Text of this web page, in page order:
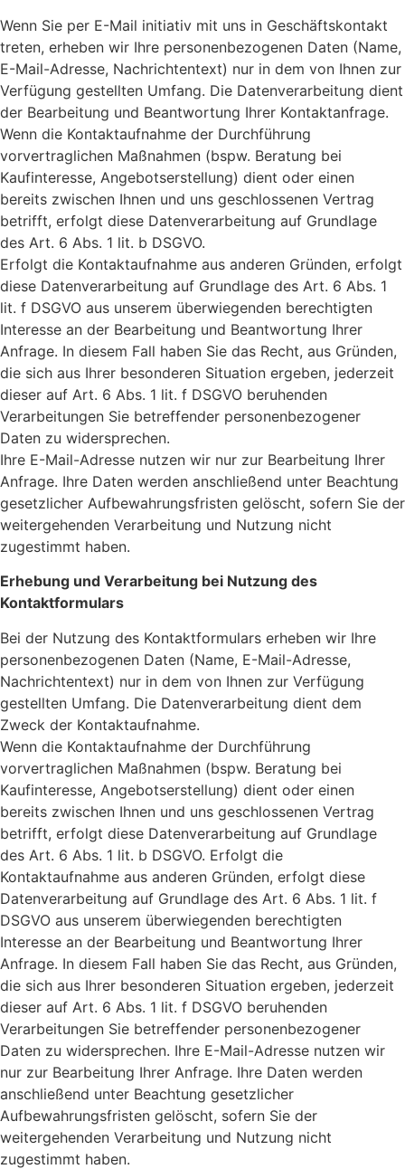
Wenn Sie per E-Mail initiativ mit uns in Geschäftskontakt
treten, erheben wir Ihre personenbezogenen Daten (Name,
E-Mail-Adresse, Nachrichtentext) nur in dem von Ihnen zur
Verfügung gestellten Umfang. Die Datenverarbeitung dient
der Bearbeitung und Beantwortung Ihrer Kontaktanfrage.
Wenn die Kontaktaufnahme der Durchführung
vorvertraglichen Maßnahmen (bspw. Beratung bei
Kaufinteresse, Angebotserstellung) dient oder einen
bereits zwischen Ihnen und uns geschlossenen Vertrag
betrifft, erfolgt diese Datenverarbeitung auf Grundlage
des Art. 6 Abs. 1 lit. b DSGVO.
Erfolgt die Kontaktaufnahme aus anderen Gründen, erfolgt
diese Datenverarbeitung auf Grundlage des Art. 6 Abs. 1
lit. f DSGVO aus unserem überwiegenden berechtigten
Interesse an der Bearbeitung und Beantwortung Ihrer
Anfrage. In diesem Fall haben Sie das Recht, aus Gründen,
die sich aus Ihrer besonderen Situation ergeben, jederzeit
dieser auf Art. 6 Abs. 1 lit. f DSGVO beruhenden
Verarbeitungen Sie betreffender personenbezogener
Daten zu widersprechen.
Ihre E-Mail-Adresse nutzen wir nur zur Bearbeitung Ihrer
Anfrage. Ihre Daten werden anschließend unter Beachtung
gesetzlicher Aufbewahrungsfristen gelöscht, sofern Sie der
weitergehenden Verarbeitung und Nutzung nicht
zugestimmt haben.
Erhebung und Verarbeitung bei Nutzung des
Kontaktformulars
Bei der Nutzung des Kontaktformulars erheben wir Ihre
personenbezogenen Daten (Name, E-Mail-Adresse,
Nachrichtentext) nur in dem von Ihnen zur Verfügung
gestellten Umfang. Die Datenverarbeitung dient dem
Zweck der Kontaktaufnahme.
Wenn die Kontaktaufnahme der Durchführung
vorvertraglichen Maßnahmen (bspw. Beratung bei
Kaufinteresse, Angebotserstellung) dient oder einen
bereits zwischen Ihnen und uns geschlossenen Vertrag
betrifft, erfolgt diese Datenverarbeitung auf Grundlage
des Art. 6 Abs. 1 lit. b DSGVO. Erfolgt die
Kontaktaufnahme aus anderen Gründen, erfolgt diese
Datenverarbeitung auf Grundlage des Art. 6 Abs. 1 lit. f
DSGVO aus unserem überwiegenden berechtigten
Interesse an der Bearbeitung und Beantwortung Ihrer
Anfrage. In diesem Fall haben Sie das Recht, aus Gründen,
die sich aus Ihrer besonderen Situation ergeben, jederzeit
dieser auf Art. 6 Abs. 1 lit. f DSGVO beruhenden
Verarbeitungen Sie betreffender personenbezogener
Daten zu widersprechen. Ihre E-Mail-Adresse nutzen wir
nur zur Bearbeitung Ihrer Anfrage. Ihre Daten werden
anschließend unter Beachtung gesetzlicher
Aufbewahrungsfristen gelöscht, sofern Sie der
weitergehenden Verarbeitung und Nutzung nicht
zugestimmt haben.